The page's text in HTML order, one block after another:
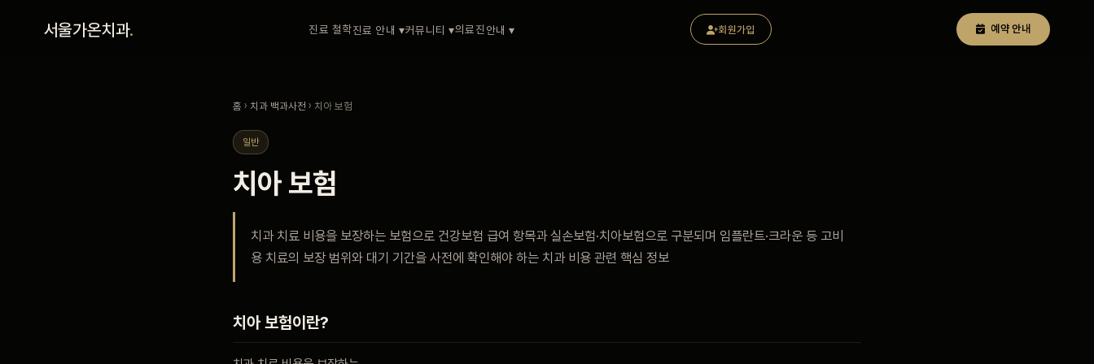
서울가온치과. 진료 철학진료 안내 ▾커뮤니티 ▾의료진 안내 ▾ 회원가입 예약 안내
홈 › 치과 백과사전 › 치아 보험
일반
치아 보험
치과 치료 비용을 보장하는 보험으로 건강보험 급여 항목과 실손보험·치아보험으로 구분되며 임플란트·크라운 등 고비
용 치료의 보장 범위와 대기 기간을 사전에 확인해야 하는 치과 비용 관련 핵심 정보
치아 보험이란?